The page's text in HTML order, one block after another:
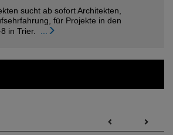
sucht ab sofort Architekten,
für Projekte in den
in Trier.